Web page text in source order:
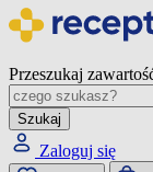
Przeszukaj
Szukaj
Zaloguj się